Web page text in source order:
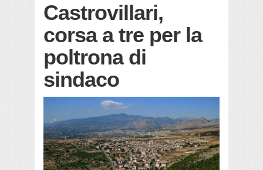
Castrovillari,
corsa a tre per la
poltrona di
sindaco